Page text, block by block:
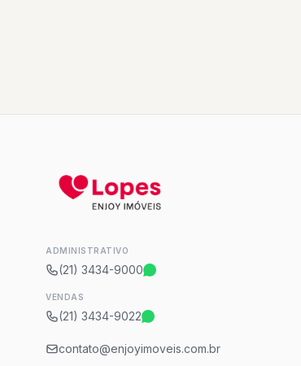
ADMINISTRATIVO
(21) 3434-9000
VENDAS
(21) 3434-9022
contato@enjoyimoveis.com.br